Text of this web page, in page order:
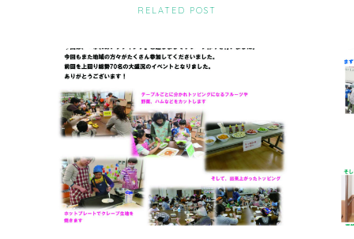
RELATED POST